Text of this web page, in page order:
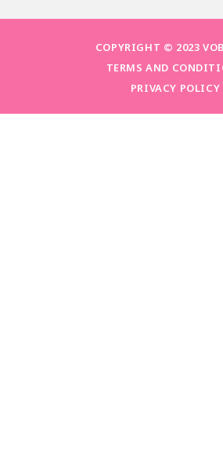
COPYRIGHT © 2023
TERMS AND
PRIVACY POLICY